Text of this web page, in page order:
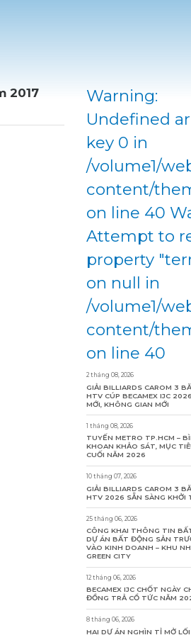
2017
Warning:
Undefined
key 0 in
/volume1/
content/
on line 40
Attempt to
property
on null in
/volume1/
content/
on line 40
2 tháng 08, 2026
GIẢI BILLIARDS CAROM 3
HTV CÚP BECAMEX IJC
MỚI, KHÔNG GIAN MỚI
1 tháng 08, 2026
TUYẾN METRO TP.HCM –
KHOAN KHẢO SÁT, MỤC
CUỐI NĂM 2026
10 tháng 07, 2026
GIẢI BILLIARDS CAROM 3
HTV 2026 SẴN SÀNG KHỞI
25 tháng 06, 2026
CÔNG KHAI THÔNG TIN
DỰ ÁN BẤT ĐỘNG SẢN
VÀO KINH DOANH – KHU
GREEN CITY
12 tháng 06, 2026
BECAMEX IJC CHỐT NGÀY
ĐỒNG TRẢ CỔ TỨC NĂM
8 tháng 06, 2026
HAI DỰ ÁN NGHÌN TỈ MỞ